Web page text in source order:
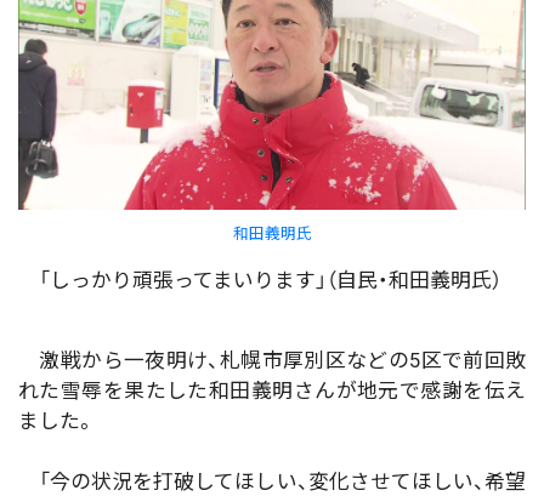
和田義明氏
「しっかり頑張ってまいります」（自民・和田義明氏）
激戦から一夜明け、札幌市厚別区などの5区で前回敗
れた雪辱を果たした和田義明さんが地元で感謝を伝え
ました。
「今の状況を打破してほしい、変化させてほしい、希望